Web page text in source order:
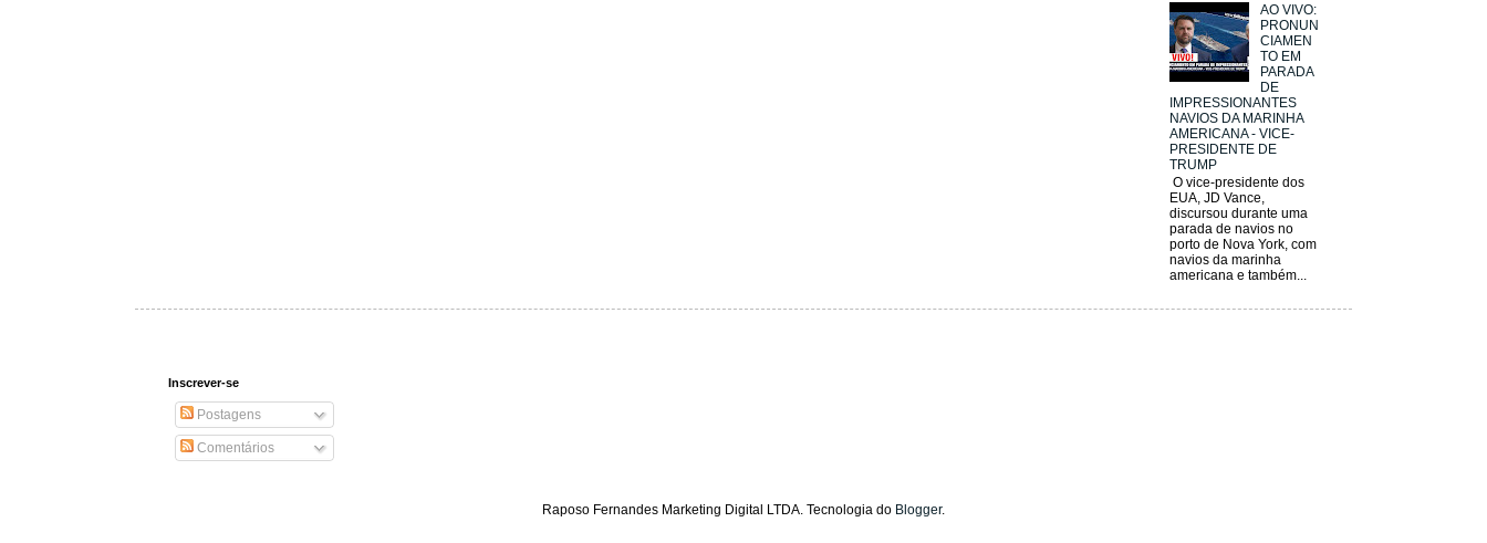
AO VIVO:
PRONUN
CIAMEN
TO EM
PARADA
DE
IMPRESSIONANTES
NAVIOS DA MARINHA
AMERICANA - VICE-
PRESIDENTE DE
TRUMP
O vice-presidente dos
EUA, JD Vance,
discursou durante uma
parada de navios no
porto de Nova York, com
navios da marinha
americana e também...
Inscrever-se
Postagens
Comentários
Raposo Fernandes Marketing Digital LTDA. Tecnologia do Blogger.